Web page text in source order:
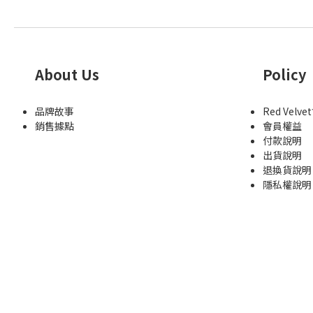
About Us
品牌故事
銷售據點
Policy
Red
會員權益
付款說明
出貨說明
退換貨說明
隱私權說明